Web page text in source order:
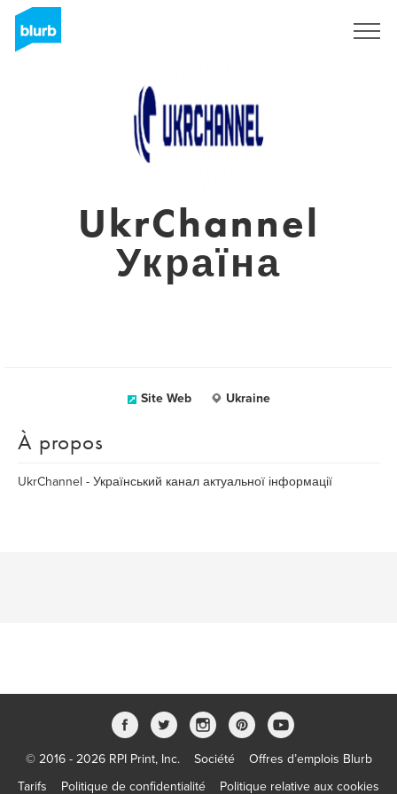
UkrChannel
Україна
Site Web Ukraine
À propos
UkrChannel - Український канал актуальної інформації
© 2016 - 2026 RPI Print, Inc. Société
Offres d’emplois Blurb
Tarifs
Politique de confidentialité Politique relative aux cookies